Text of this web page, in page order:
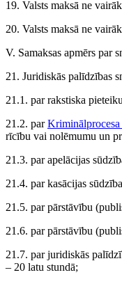
19. Valsts maksā ne
20. Valsts maksā ne
V. Samaksas apmērs par
21. Juridiskās palīdzības
21.1. par rakstiska
21.2. par
rīcību vai nolēmumu un
21.3. par apelācijas
21.4. par kasācijas
21.5. par pārstāvību
21.6. par pārstāvību
21.7. par juridiskās
– 20 latu stundā;